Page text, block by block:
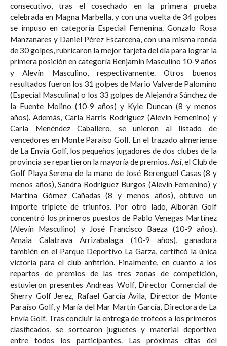
consecutivo, tras el cosechado en la primera prueba
celebrada en Magna Marbella, y con una vuelta de 34 golpes
se impuso en categoría Especial Femenina. Gonzalo Rosa
Manzanares y Daniel Pérez Escarcena, con una misma ronda
de 30 golpes, rubricaron la mejor tarjeta del día para lograr la
primera posición en categoría Benjamín Masculino 10-9 años
y Alevín Masculino, respectivamente. Otros buenos
resultados fueron los 31 golpes de Mario Valverde Palomino
(Especial Masculina) o los 33 golpes de Alejandra Sánchez de
la Fuente Molino (10-9 años) y Kyle Duncan (8 y menos
años). Además, Carla Barris Rodríguez (Alevín Femenino) y
Carla Menéndez Caballero, se unieron al listado de
vencedores en Monte Paraíso Golf. En el trazado almeriense
de La Envía Golf, los pequeños jugadores de dos clubes de la
provincia se repartieron la mayoría de premios. Así, el Club de
Golf Playa Serena de la mano de José Berenguel Casas (8 y
menos años), Sandra Rodríguez Burgos (Alevín Femenino) y
Martina Gómez Cañadas (8 y menos años), obtuvo un
importe triplete de triunfos. Por otro lado, Alborán Golf
concentró los primeros puestos de Pablo Venegas Martínez
(Alevín Masculino) y José Francisco Baeza (10-9 años).
Amaia Calatrava Arrizabalaga (10-9 años), ganadora
también en el Parque Deportivo La Garza, certificó la única
victoria para el club anfitrión. Finalmente, en cuanto a los
repartos de premios de las tres zonas de competición,
estuvieron presentes Andreas Wolf, Director Comercial de
Sherry Golf Jerez, Rafael García Ávila, Director de Monte
Paraíso Golf, y María del Mar Martín García, Directora de La
Envía Golf. Tras concluir la entrega de trofeos a los primeros
clasificados, se sortearon juguetes y material deportivo
entre todos los participantes. Las próximas citas del